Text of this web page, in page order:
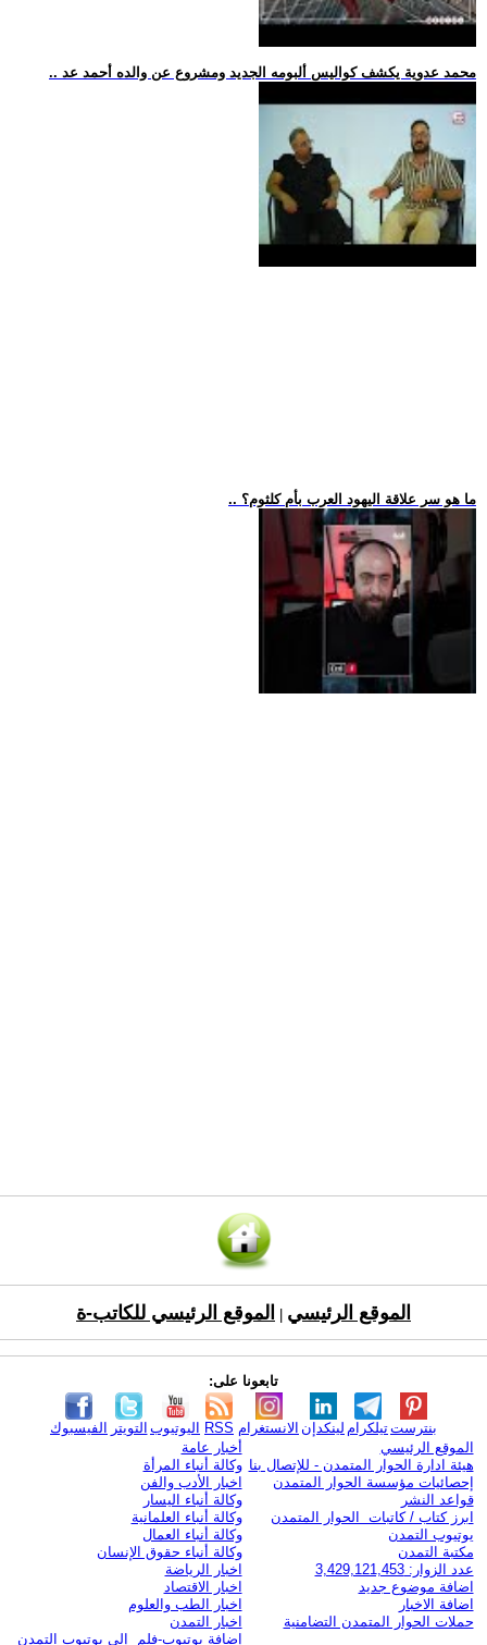
.. محمد عدوية يكشف كواليس ألبومه الجديد ومشروع عن والده أحمد عد
.. ما هو سر علاقة اليهود العرب بأم كلثوم؟
الموقع الرئيسي الموقع الرئيسي للكاتب-ة
تابعونا على:
الفيسبوك التويتر اليوتيوب RSS الانستغرام لينكدإن تيلكرامبنترست
الموقع الرئيسي
هيئة ادارة الحوار المتمدن - للإتصال بنا
إحصائيات مؤسسة الحوار المتمدن
قواعد النشر
ابرز كتاب / كاتبات الحوار المتمدن
يوتيوب التمدن
مكتبة التمدن
عدد الزوار: 3,429,121,453
اضافة موضوع جديد
اضافة الاخبار
حملات الحوار المتمدن التضامنية
أخبار عامة
وكالة أنباء المرأة
اخبار الأدب والفن
وكالة أنباء اليسار
وكالة أنباء العلمانية
وكالة أنباء العمال
وكالة أنباء حقوق الإنسان
اخبار الرياضة
اخبار الاقتصاد
اخبار الطب والعلوم
اخبار التمدن
إضافة يوتيوب-فلم إلى يوتيوب التمدن